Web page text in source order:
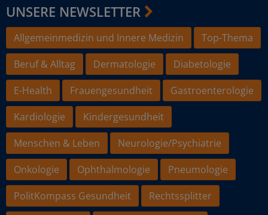
UNSERE NEWSLETTER
Allgemeinmedizin und Innere Medizin
Top-Thema
Beruf & Alltag
Dermatologie
Diabetologie
E-Health
Frauengesundheit
Gastroenterologie
Kardiologie
Kindergesundheit
Menschen & Leben
Neurologie/Psychiatrie
Onkologie
Ophthalmologie
Pneumologie
PolitKompass Gesundheit
Rechtssplitter